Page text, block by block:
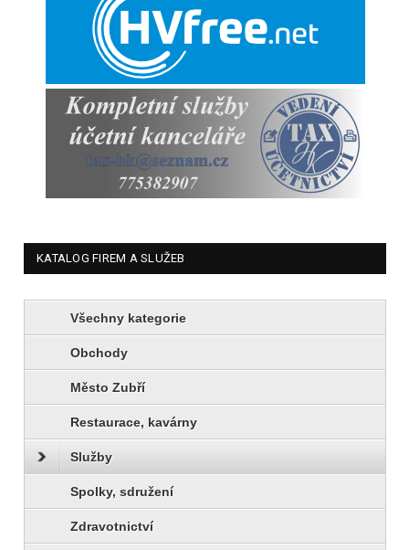
KATALOG FIREM A SLUŽEB
Všechny kategorie
Obchody
Město Zubří
Restaurace, kavárny
Služby
Spolky, sdružení
Zdravotnictví